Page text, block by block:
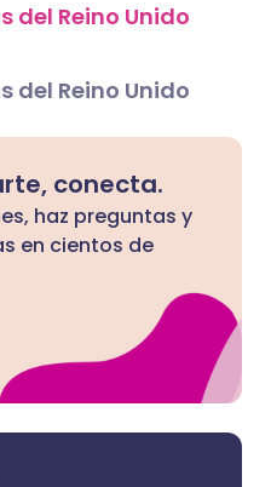
del Reino Unido
del Reino Unido
conecta.
haz preguntas y
en cientos de